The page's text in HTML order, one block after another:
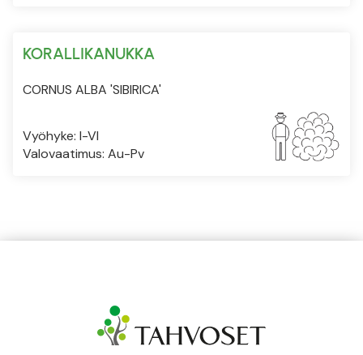
KORALLIKANUKKA
CORNUS ALBA 'SIBIRICA'
Vyöhyke: I-VI
Valovaatimus: Au-Pv